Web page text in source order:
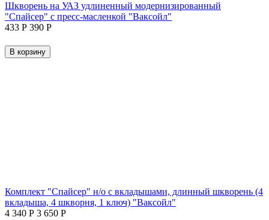
Шкворень на УАЗ удлиненный модернизированный
"Спайсер" с пресс-масленкой "Ваксойл"
‍433‍ Р ‍390‍ Р
В корзину
Комплект "Спайсер" н/о с вкладышами, длинный шкворень (4
вкладыша, 4 шкворня, 1 ключ) "Ваксойл"
4 340 Р 3 650 Р